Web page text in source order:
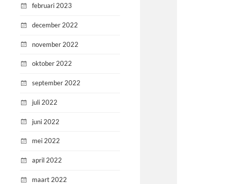
februari 2023
december 2022
november 2022
oktober 2022
september 2022
juli 2022
juni 2022
mei 2022
april 2022
maart 2022